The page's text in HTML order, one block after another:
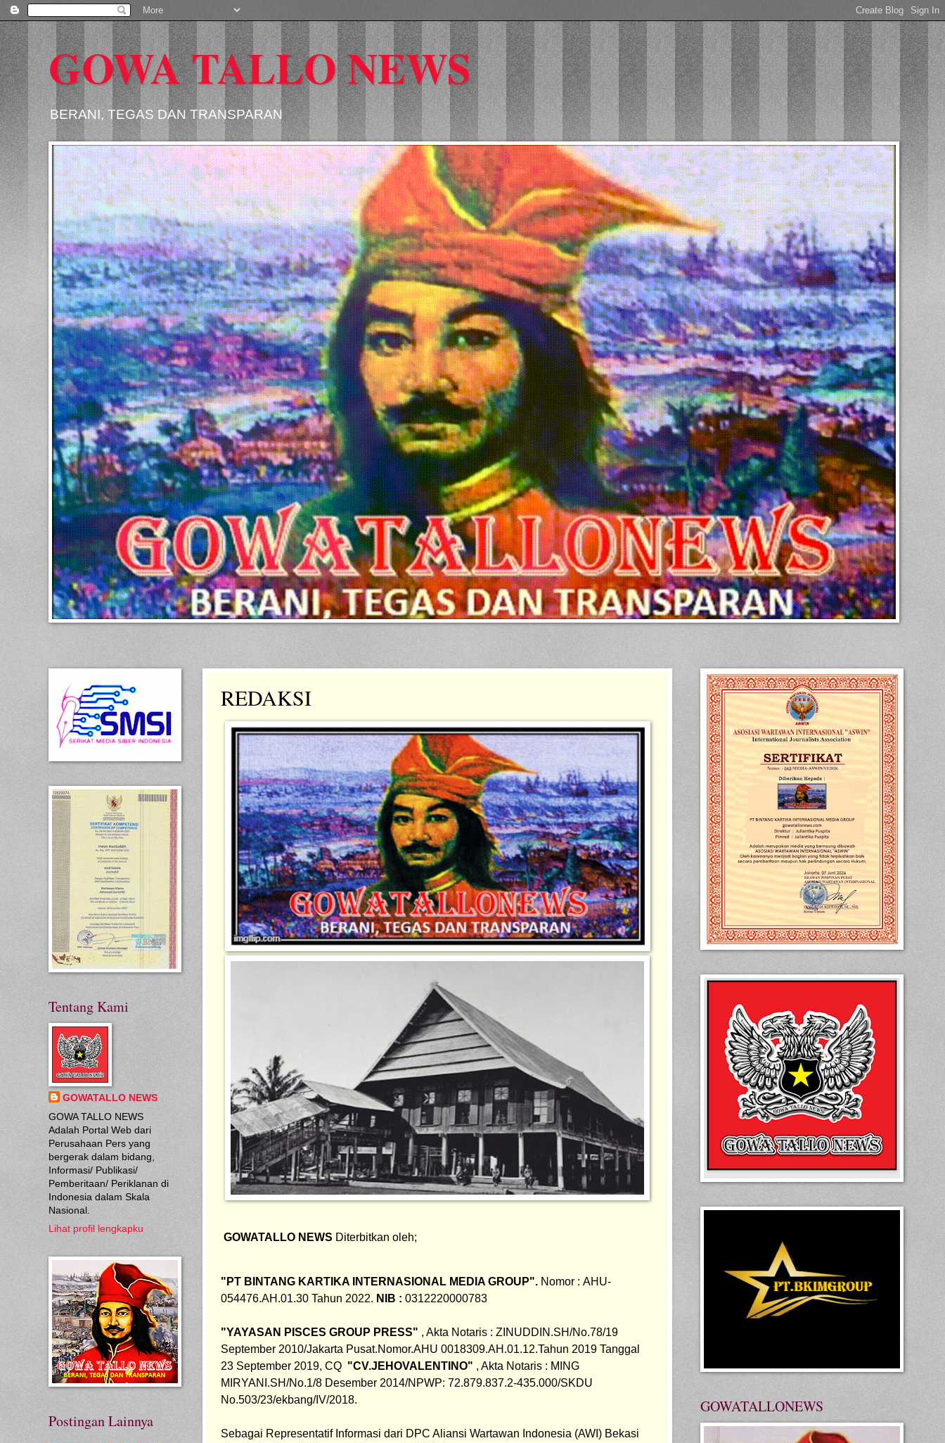
GOWA TALLO NEWS
BERANI, TEGAS DAN TRANSPARAN
REDAKSI
GOWATALLO NEWS Diterbitkan oleh;
"PT BINTANG KARTIKA INTERNASIONAL MEDIA GROUP". Nomor : AHU-
054476.AH.01.30 Tahun 2022. NIB : 0312220000783
"YAYASAN PISCES GROUP PRESS" , Akta Notaris : ZINUDDIN.SH/No.78/19
September 2010/Jakarta Pusat.Nomor.AHU 0018309.AH.01.12.Tahun 2019 Tanggal
23 September 2019, CQ "CV.JEHOVALENTINO" , Akta Notaris : MING
MIRYANI.SH/No.1/8 Desember 2014/NPWP: 72.879.837.2-435.000/SKDU
No.503/23/ekbang/IV/2018.
Tentang Kami
GOWATALLO NEWS
GOWA TALLO NEWS
Adalah Portal Web dari
Perusahaan Pers yang
bergerak dalam bidang,
Informasi/ Publikasi/
Pemberitaan/ Periklanan di
Indonesia dalam Skala
Nasional.
Lihat profil lengkapku
Postingan Lainnya
GOWATALLONEWS